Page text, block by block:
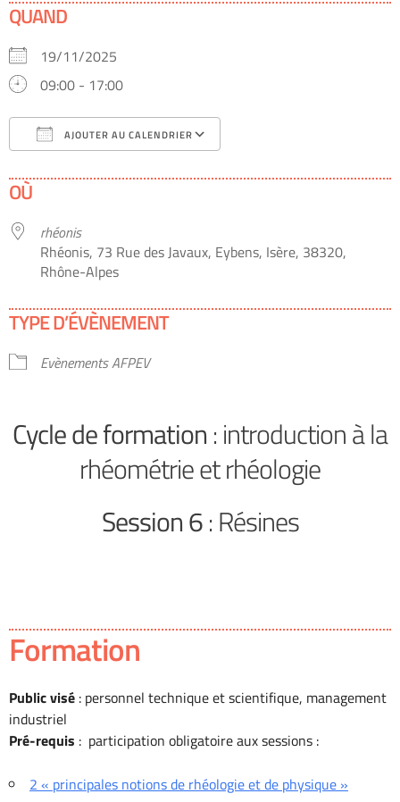
QUAND
19/11/2025
09:00 - 17:00
AJOUTER AU CALENDRIER
OÙ
rhéonis
Rhéonis, 73 Rue des Javaux, Eybens, Isère, 38320,
Rhône-Alpes
TYPE D’ÉVÈNEMENT
Evènements AFPEV
Cycle de formation: introduction à la
rhéométrie et rhéologie
Session 6: Résines
Formation
Public visé : personnel technique et scientifique, management
industriel
Pré-requis : participation obligatoire aux sessions :
2 « principales notions de rhéologie et de physique »